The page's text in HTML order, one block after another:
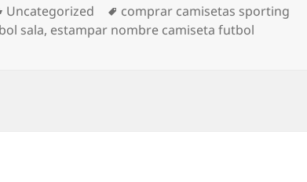
Categorías
Uncategorized Etiquetas
comprar camisetas sporting
sala, estampar nombre camiseta futbol